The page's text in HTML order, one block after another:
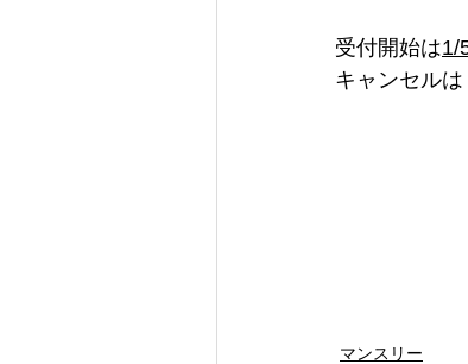
受付開始は1/
キャンセル
マンスリー